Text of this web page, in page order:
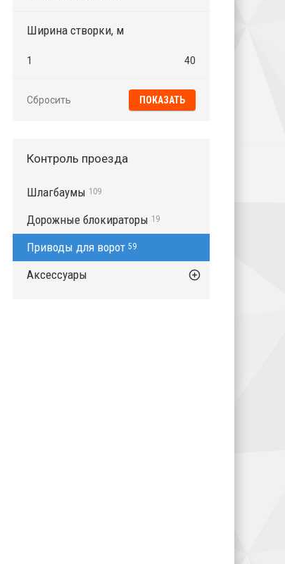
Ширина створки, м
1 40
Сбросить
Контроль проезда
Шлагбаумы 109
Дорожные блокираторы 19
Приводы для ворот 59
Аксессуары